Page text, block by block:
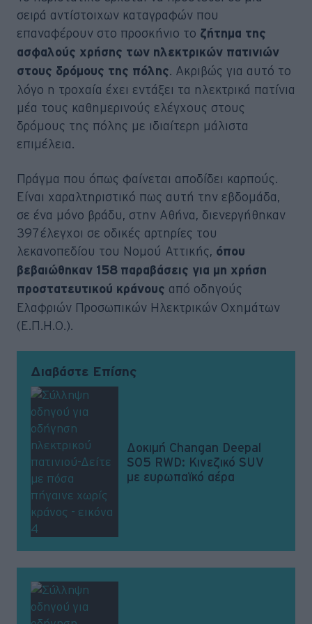
σειρά αντίστοιχων καταγραφών που
επαναφέρουν στο προσκήνιο το ζήτημα της
ασφαλούς χρήσης των ηλεκτρικών πατινιών
στους δρόμους της πόλης. Ακριβώς για αυτό το
λόγο η τροχαία έχει εντάξει τα ηλεκτρικά πατίνια
μέα τους καθημερινούς ελέγχους στους
δρόμους της πόλης με ιδιαίτερη μάλιστα
επιμέλεια.
Πράγμα που όπως φαίνεται αποδίδει καρπούς.
Είναι χαραλτηριστικό πως αυτή την εβδομάδα,
σε ένα μόνο βράδυ, στην Αθήνα, διενεργήθηκαν
397 έλεγχοι σε οδικές αρτηρίες του
λεκανοπεδίου του Νομού Αττικής, όπου
βεβαιώθηκαν 158 παραβάσεις για μη χρήση
προστατευτικού κράνους από οδηγούς
Ελαφριών Προσωπικών Ηλεκτρικών Οχημάτων
(Ε.Π.Η.Ο.).
Διαβάστε Επίσης
Δοκιμή Changan Deepal
S05 RWD: Κινεζικό SUV
με ευρωπαϊκό αέρα